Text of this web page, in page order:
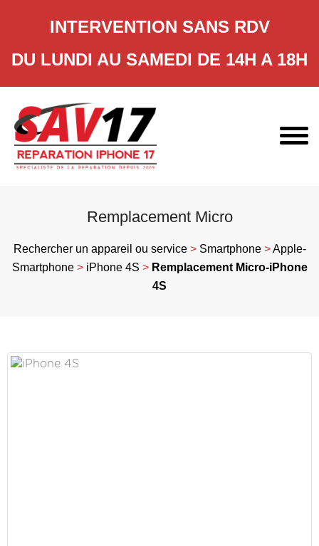
INTERVENTION SANS RDV
DU LUNDI AU SAMEDI DE 14H A 18H
content
Remplacement Micro
Rechercher un appareil ou service> Smartphone>Apple-
Smartphone> iPhone 4S > Remplacement Micro-iPhone
4S